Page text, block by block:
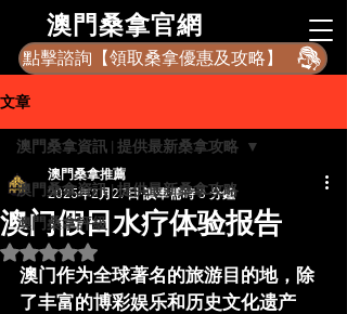
​澳門桑拿官網
點擊諮詢【領取桑拿優惠及攻略】
文章
澳門桑拿資訊 | 提供最新桑拿攻略
澳門桑拿評級
澳門桑拿資訊 | 提供最新桑拿攻略
澳门假日水疗体验报告
澳門桑拿推薦
2025年2月27日 讀畢需時 3 分鐘
評等為 NaN（最高為 5 顆星）。
澳门作为全球著名的旅游目的地，除
了丰富的博彩娱乐和历史文化遗产